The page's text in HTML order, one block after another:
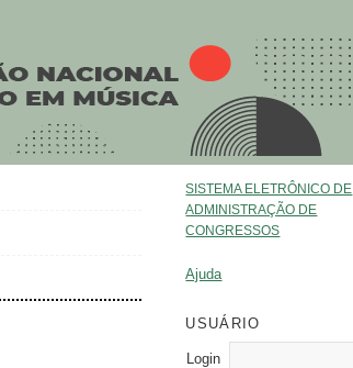
SISTEMA ELETRÔNICO DE
ADMINISTRAÇÃO DE
CONGRESSOS
Ajuda
USUÁRIO
Login